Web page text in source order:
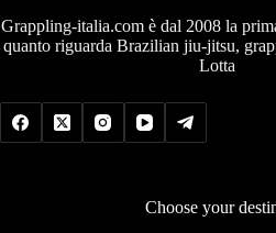
Grappling-italia.com è dal 2008 la
quanto riguarda Brazilian jiu-jitsu,
Lotta
Choose your